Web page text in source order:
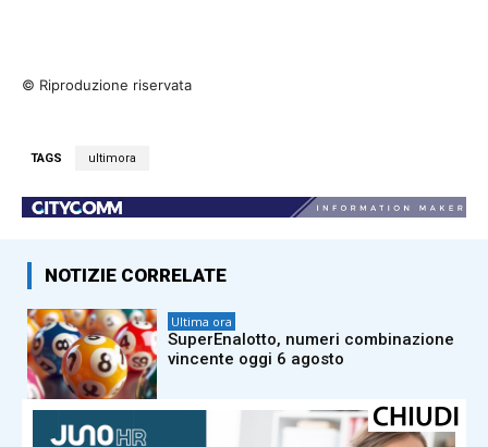
© Riproduzione riservata
TAGS ultimora
NOTIZIE CORRELATE
Ultima ora
SuperEnalotto, numeri combinazione
vincente oggi 6 agosto